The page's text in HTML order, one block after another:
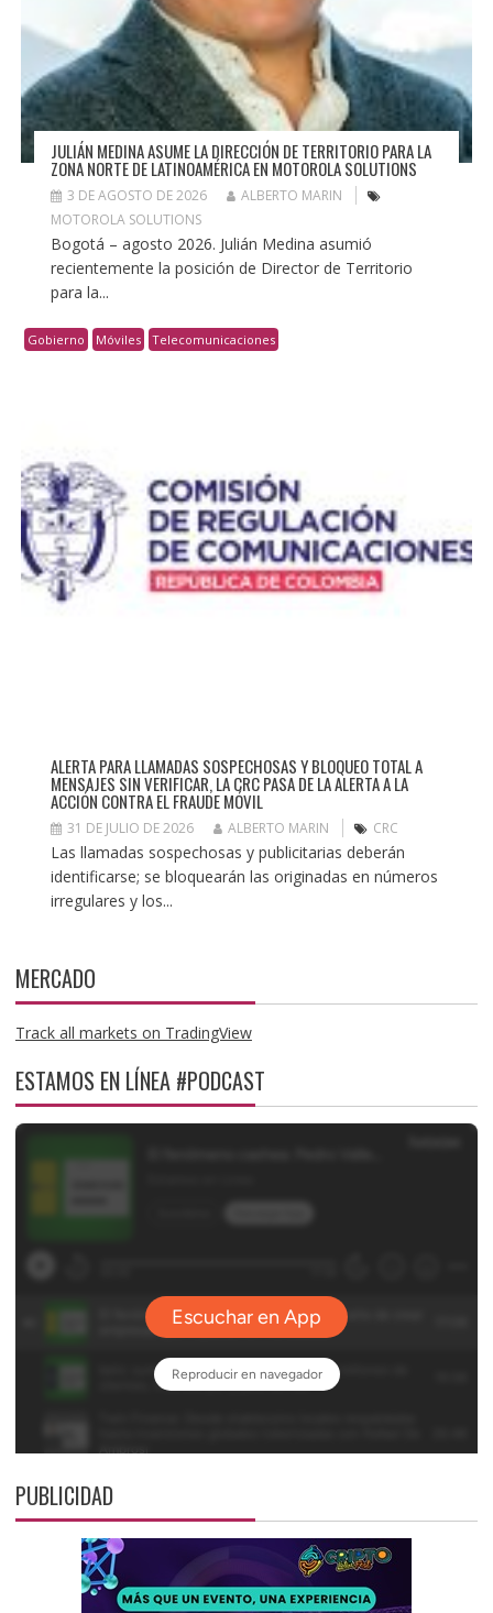
JULIÁN MEDINA ASUME LA DIRECCIÓN DE TERRITORIO PARA LA
ZONA NORTE DE LATINOAMÉRICA EN MOTOROLA SOLUTIONS
3 DE AGOSTO DE 2026
ALBERTO MARIN
MOTOROLA SOLUTIONS
Bogotá – agosto 2026. Julián Medina asumió
recientemente la posición de Director de Territorio
para la...
Gobierno Móviles Telecomunicaciones
ALERTA PARA LLAMADAS SOSPECHOSAS Y BLOQUEO TOTAL A
MENSAJES SIN VERIFICAR, LA CRC PASA DE LA ALERTA A LA
ACCIÓN CONTRA EL FRAUDE MÓVIL
31 DE JULIO DE 2026 ALBERTO MARIN CRC
Las llamadas sospechosas y publicitarias deberán
identificarse; se bloquearán las originadas en números
irregulares y los...
MERCADO
Track all markets on TradingView
ESTAMOS EN LÍNEA #PODCAST
PUBLICIDAD